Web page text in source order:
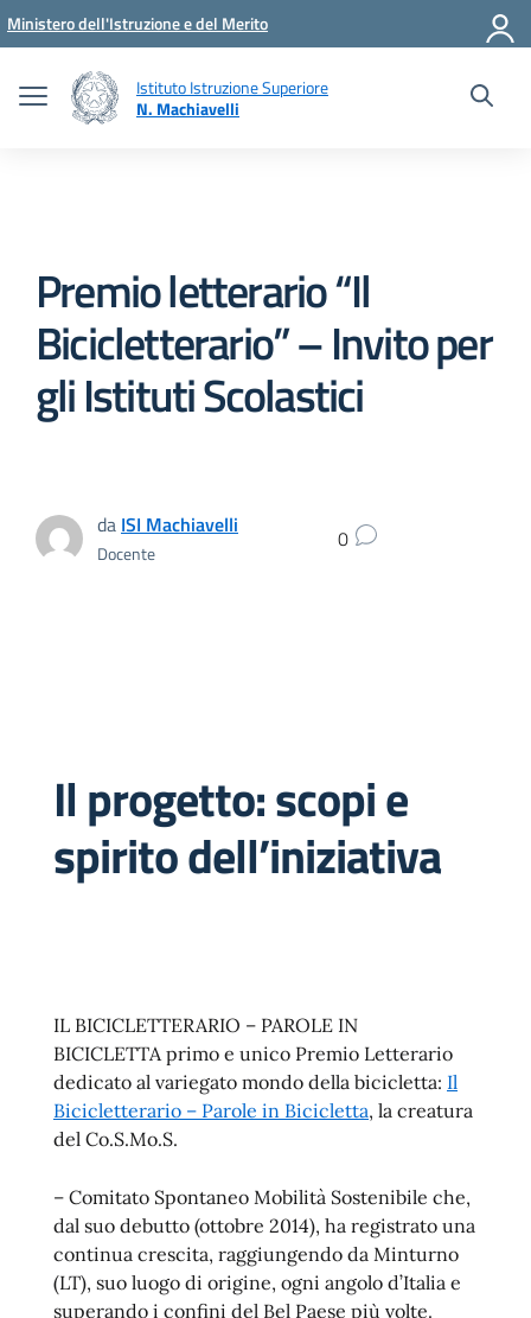
Vai ai contenuti
Vai al menu di navigazione
Vai al footer
Ministero dell'Istruzione e del Merito
Istituto Istruzione Superiore
N. Machiavelli
Premio letterario “Il
Bicicletterario” – Invito per
gli Istituti Scolastici
da ISI Machiavelli
Docente 0
Il progetto: scopi e
spirito dell’iniziativa
IL BICICLETTERARIO – PAROLE IN
BICICLETTA primo e unico Premio Letterario
dedicato al variegato mondo della bicicletta: Il
Bicicletterario – Parole in Bicicletta, la creatura
del Co.S.Mo.S.
– Comitato Spontaneo Mobilità Sostenibile che,
dal suo debutto (ottobre 2014), ha registrato una
continua crescita, raggiungendo da Minturno
(LT), suo luogo di origine, ogni angolo d’Italia e
superando i confini del Bel Paese più volte.